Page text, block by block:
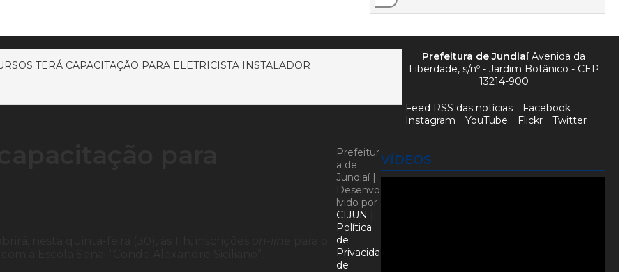
TERÁ CAPACITAÇÃO PARA ELETRICISTA INSTALADOR
VÍDEOS
Prefeitura de JundiaíAvenida da
Liberdade, s/nº - Jardim Botânico - CEP
13214-900
Feed RSS das notícias
Facebook
Instagram
YouTube Flickr Twitter
Prefeitur
a de
Jundiaí |
Desenvo
lvido por
CIJUN |
Política
de
Privacida
de